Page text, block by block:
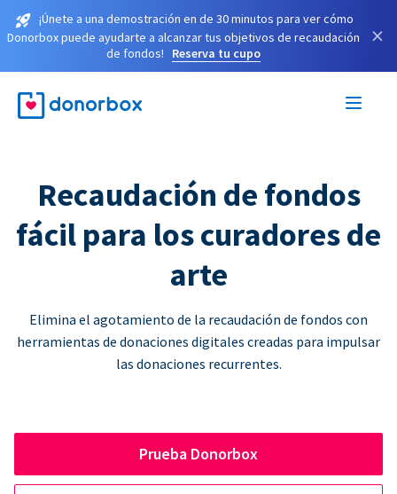
¡Únete a una demostración en de 30 minutos para ver cómo
Donorbox puede ayudarte a alcanzar tus objetivos de recaudación
de fondos!
Reserva tu cupo
×
Recaudación de fondos
fácil para los curadores de
arte
Elimina el agotamiento de la recaudación de fondos con
herramientas de donaciones digitales creadas para impulsar
las donaciones recurrentes.
Prueba Donorbox